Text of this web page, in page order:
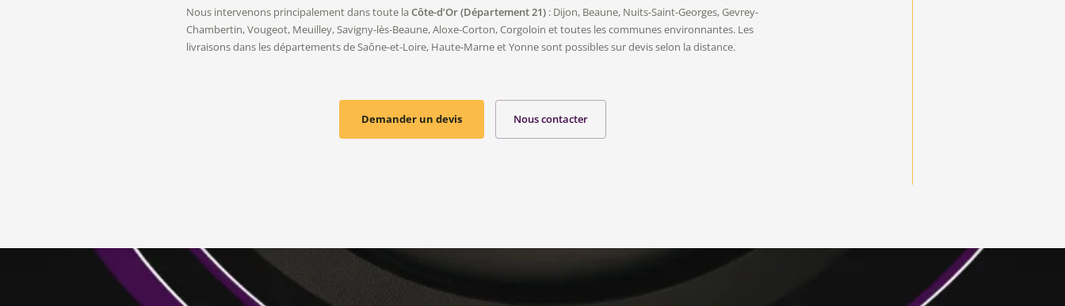
Nous intervenons principalement dans toute la Côte-d’Or (Département 21): Dijon, Beaune, Nuits-Saint-Georges, Gevrey-
Chambertin, Vougeot, Meuilley, Savigny-lès-Beaune, Aloxe-Corton, Corgoloin et toutes les communes environnantes. Les
livraisons dans les départements de Saône-et-Loire, Haute-Marne et Yonne sont possibles sur devis selon la distance.
Demander un devis Nous contacter